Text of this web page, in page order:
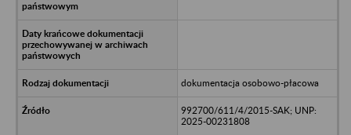
dokumentacja osobowo-płacowa
992700/611/4/2015-SAK; UNP:
2025-00231808